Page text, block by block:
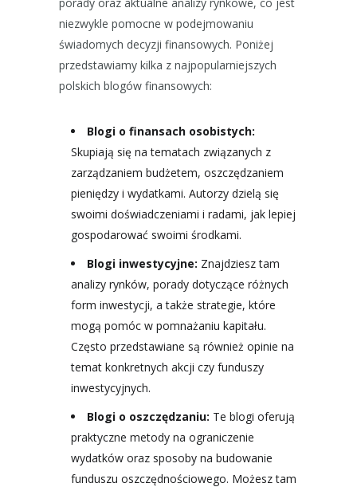
niezwykle pomocne w podejmowaniu
świadomych decyzji finansowych. Poniżej
przedstawiamy kilka z najpopularniejszych
polskich blogów finansowych:
Blogi o finansach osobistych:
Skupiają się na tematach związanych z
zarządzaniem budżetem, oszczędzaniem
pieniędzy i wydatkami. Autorzy dzielą się
swoimi doświadczeniami i radami, jak lepiej
gospodarować swoimi środkami.
Blogi inwestycyjne: Znajdziesz tam
analizy rynków, porady dotyczące różnych
form inwestycji, a także strategie, które
mogą pomóc w pomnażaniu kapitału.
Często przedstawiane są również opinie na
temat konkretnych akcji czy funduszy
inwestycyjnych.
Blogi o oszczędzaniu: Te blogi oferują
praktyczne metody na ograniczenie
wydatków oraz sposoby na budowanie
funduszu oszczędnościowego. Możesz tam